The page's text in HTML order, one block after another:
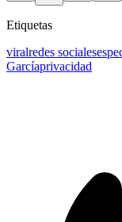
Etiquetas
viralredes sociales
Garcíaprivacidad